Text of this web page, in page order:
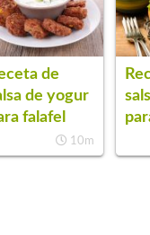
de
de yogur
falafel
10m